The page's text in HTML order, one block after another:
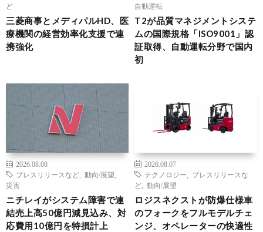
ど
三菱商事とメディパルHD、医
療機関の経営効率化支援で連
携強化
自動運転
T2が品質マネジメントシステ
ムの国際規格「ISO9001」認
証取得、自動運転分野で国内
初
2026.08.08
プレスリリースなど
動向/展望
災害
ニチレイがシステム障害で連
結売上高50億円減見込み、対
応費用10億円を特損計上
2026.08.07
テクノロジー
プレスリリースな
ど
動向/展望
ロジスネクストが防爆仕様車
のフォークをフルモデルチェ
ンジ、オペレーターの快適性